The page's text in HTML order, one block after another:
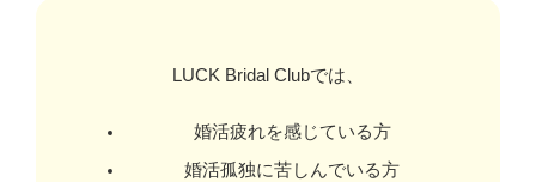
LUCK Bridal Clubでは、
婚活疲れを感じている方
婚活孤独に苦しんでいる方